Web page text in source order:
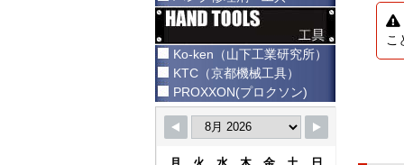
Ko-ken（山下工業研究所）
KTC（京都機械工具）
PROXXON(プロクソン)
こ